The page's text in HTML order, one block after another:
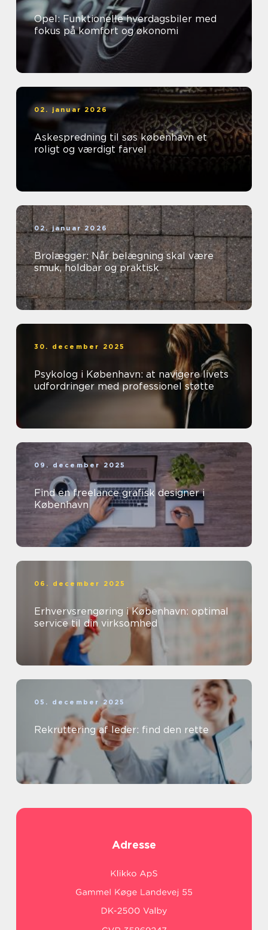
Opel: Funktionelle hverdagsbiler med
fokus på komfort og økonomi
02. januar 2026
Askespredning til søs københavn et
roligt og værdigt farvel
02. januar 2026
Brolægger: Når belægning skal være
smuk, holdbar og praktisk
30. december 2025
Psykolog i København: at navigere livets
udfordringer med professionel støtte
09. december 2025
Find en freelance grafisk designer i
København
06. december 2025
Erhvervsrengøring i København: optimal
service til din virksomhed
05. december 2025
Rekruttering af leder: find den rette
Adresse